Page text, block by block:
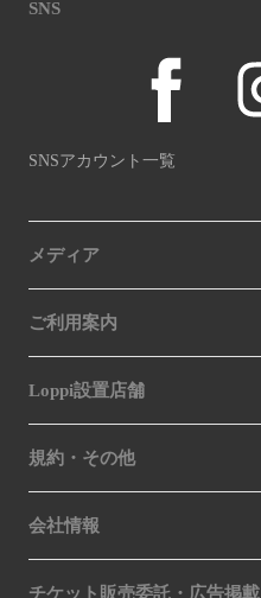
SNS
SNSアカウント一覧
メディア
ご利用案内
Loppi設置店舗
規約・その他
会社情報
チケット販売委託・広告掲載